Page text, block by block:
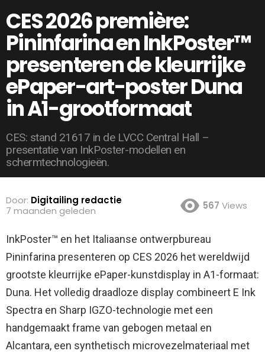
CES 2026 première:
Pininfarina en InkPoster™
presenteren de kleurrijke
ePaper-art-poster Duna
in A1-grootformaat
CES: stand 21617 in de LVCC Central Hall –
presentatie van InkPoster-modellen en
schermtechnologieën.
Door: Digitailing redactie
7 maanden geleden
567 Views
InkPoster™ en het Italiaanse ontwerpbureau
Pininfarina presenteren op CES 2026 het wereldwijd
grootste kleurrijke ePaper-kunstdisplay in A1-formaat:
Duna. Het volledig draadloze display combineert E Ink
Spectra en Sharp IGZO-technologie met een
handgemaakt frame van gebogen metaal en
Alcantara, een synthetisch microvezelmateriaal met